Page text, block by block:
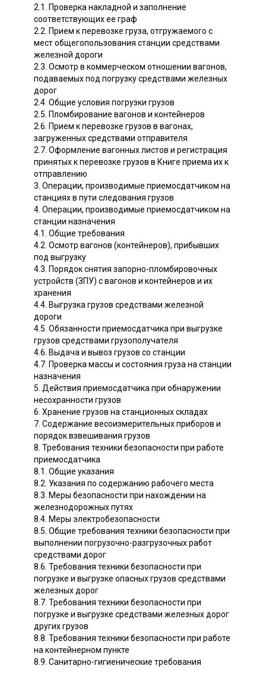
2.1. Проверка накладной и заполнение
соответствующих ее граф
2.2. Прием к перевозке груза, отгружаемого с
мест общегопользования станции средствами
железной дороги
2.3. Осмотр в коммерческом отношении вагонов,
подаваемых под погрузку средствами железных
дорог
2.4. Общие условия погрузки грузов
2.5. Пломбирование вагонов и контейнеров
2.6. Прием к перевозке грузов в вагонах,
загруженных средствами отправителя
2.7. Оформление вагонных листов и регистрация
принятых к перевозке грузов в Книге приема их к
отправлению
3. Операции, производимые приемосдатчиком на
станциях в пути следования грузов
4. Операции, производимые приемосдатчиком на
станции назначения
4.1. Общие требования
4.2. Осмотр вагонов (контейнеров), прибывших
под выгрузку
4.3. Порядок снятия запорно-пломбировочных
устройств (ЗПУ) с вагонов и контейнеров и их
хранения
4.4. Выгрузка грузов средствами железной
дороги
4.5. Обязанности приемосдатчика при выгрузке
грузов средствами грузополучателя
4.6. Выдача и вывоз грузов со станции
4.7. Проверка массы и состояния груза на станции
назначения
5. Действия приемосдатчика при обнаружении
несохранности грузов
6. Хранение грузов на станционных складах
7. Содержание весоизмерительных приборов и
порядок взвешивания грузов
8. Требования техники безопасности при работе
приемосдатчика
8.1. Общие указания
8.2. Указания по содержанию рабочего места
8.3. Меры безопасности при нахождении на
железнодорожных путях
8.4. Меры электробезопасности
8.5. Общие требования техники безопасности при
выполнении погрузочно-разгрузочных работ
средствами дорог
8.6. Требования техники безопасности при
погрузке и выгрузке опасных грузов средствами
железных дорог
8.7. Требования техники безопасности при
погрузке и выгрузке средствами железных дорог
других грузов
8.8. Требования техники безопасности при работе
на контейнерном пункте
8.9. Санитарно-гигиенические требования